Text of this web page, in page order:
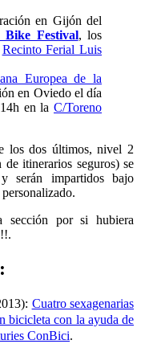
en Gijón del
Festival, los
Recinto Ferial Luis
Europea de la
en Oviedo el día
en la C/Toreno
los dos últimos, nivel 2
itinerarios seguros) se
serán impartidos bajo
sección por si hubiera
Cuatro sexagenarias
bicicleta con la ayuda de
ConBici.